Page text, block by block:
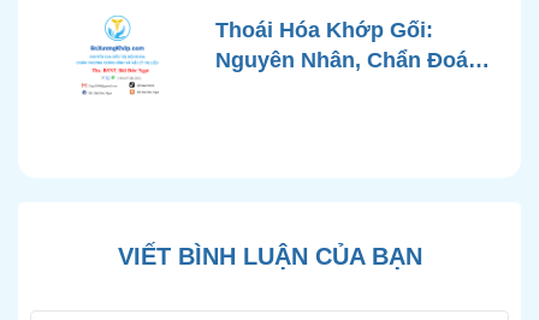
Chuẩn Y Khoa
Thoái Hóa Khớp Gối:
Nguyên Nhân, Chẩn Đoán
VIẾT BÌNH LUẬN CỦA BẠN